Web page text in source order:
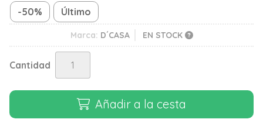
-50% Último
Marca: D´CASA EN STOCK
Cantidad
Añadir a la cesta